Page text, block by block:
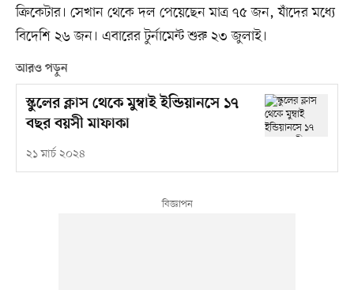
ক্রিকেটার। সেখান থেকে দল পেয়েছেন মাত্র ৭৫ জন, যাঁদের মধ্যে
বিদেশি ২৬ জন। এবারের টুর্নামেন্ট শুরু ২৩ জুলাই।
আরও পড়ুন
স্কুলের ক্লাস থেকে মুম্বাই ইন্ডিয়ানসে ১৭
বছর বয়সী মাফাকা
২১ মার্চ ২০২৪